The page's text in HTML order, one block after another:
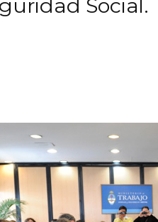
Social.